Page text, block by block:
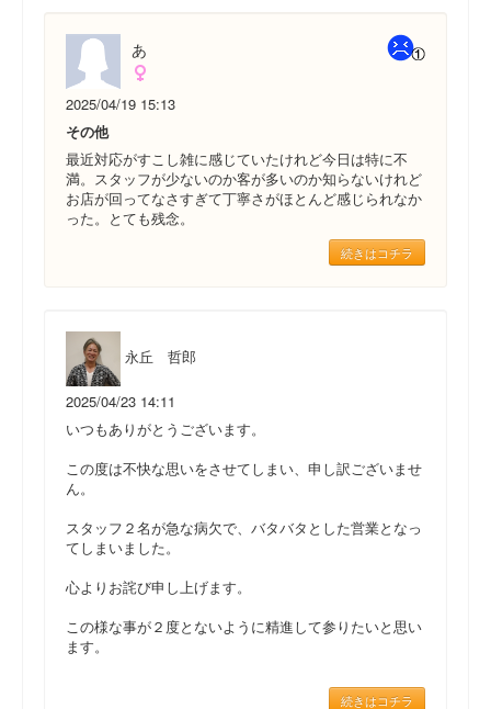
あ
2025/04/19 15:13
その他
最近対応がすこし雑に感じていたけれど今日は特に不
満。スタッフが少ないのか客が多いのか知らないけれど
お店が回ってなさすぎて丁寧さがほとんど感じられなか
った。とても残念。
続きはコチラ
永丘 哲郎
2025/04/23 14:11
いつもありがとうございます。
この度は不快な思いをさせてしまい、申し訳ございませ
ん。
スタッフ２名が急な病欠で、バタバタとした営業となっ
てしまいました。
心よりお詫び申し上げます。
この様な事が２度とないように精進して参りたいと思い
ます。
続きはコチラ